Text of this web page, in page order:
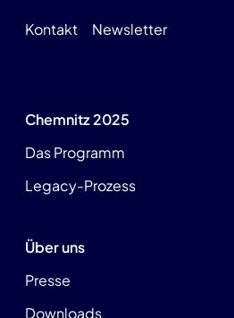
Kontakt Newsletter
Chemnitz 2025
Das Programm
Legacy-Prozess
Über uns
Presse
Downloads